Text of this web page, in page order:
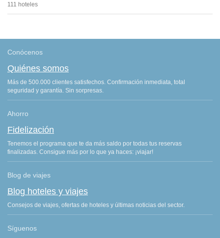
111 hoteles
Conócenos
Quiénes somos
Más de 500.000 clientes satisfechos. Confirmación inmediata, total
seguridad y garantía. Sin sorpresas.
Ahorro
Fidelización
Tenemos el programa que te da más saldo por todas tus reservas
finalizadas. Consigue más por lo que ya haces: ¡viajar!
Blog de viajes
Blog hoteles y viajes
Consejos de viajes, ofertas de hoteles y últimas noticias del sector.
Síguenos